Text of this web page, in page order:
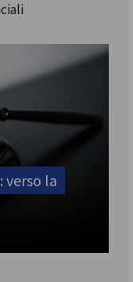
provinciale